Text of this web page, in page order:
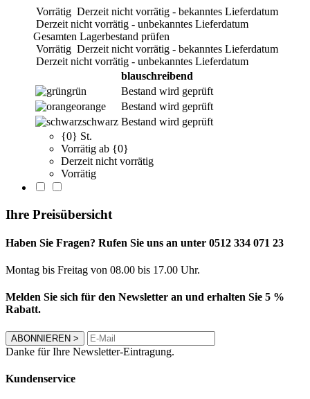
Vorrätig Derzeit nicht vorrätig - bekanntes Lieferdatum
Derzeit nicht vorrätig - unbekanntes Lieferdatum
Gesamten Lagerbestand prüfen
Vorrätig Derzeit nicht vorrätig - bekanntes Lieferdatum
Derzeit nicht vorrätig - unbekanntes Lieferdatum
blauschreibend
grün
Bestand wird geprüft
orange
Bestand wird geprüft
schwarz Bestand wird geprüft
{0} St.
Vorrätig ab {0}
Derzeit nicht vorrätig
Vorrätig
Ihre Preisübersicht
Haben Sie Fragen? Rufen Sie uns an unter 0512 334 071 23
Montag bis Freitag von 08.00 bis 17.00 Uhr.
Melden Sie sich für den Newsletter an und erhalten Sie 5 %
Rabatt.
ABONNIEREN >
Danke für Ihre Newsletter-Eintragung.
Kundenservice